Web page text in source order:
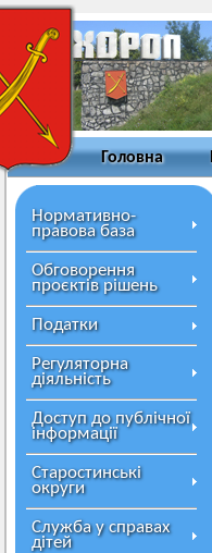
Головна
Нормативно-
правова база
Обговорення
проєктів рішень
Податки
Регуляторна
діяльність
Доступ до публічної
інформації
Старостинські
округи
Служба у справах
дітей